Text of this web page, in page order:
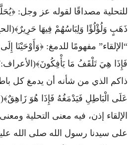
للتحلية مصداقًا لقوله عز وجل:
“الإلقاء” مفهومًا للدمغ:
ذاكم الذي من شأنه أن يدمغ كل
الإلقاء إذن، فيه معنى التحلية
على سيدنا رسول الله صلى الله